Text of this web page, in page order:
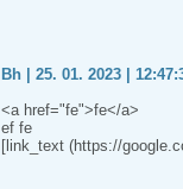
Bh | 25. 01. 2023 |
<a href="fe">fe</a>
ef fe
[link_text (https://